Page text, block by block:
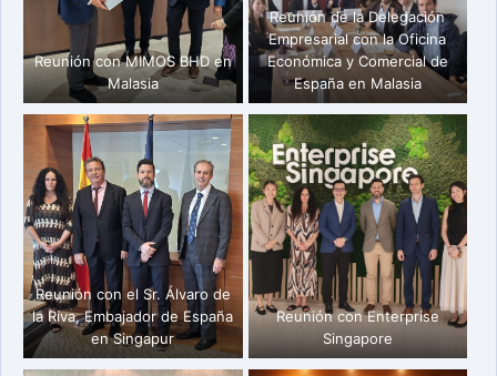
Reunión con MIMOS BHD en
Malasia
Reunión de la Delegación
Empresarial con la Oficina
Económica y Comercial de
España en Malasia
Reunión con el Sr. Álvaro de
la Riva, Embajador de España
en Singapur
Reunión con Enterprise
Singapore